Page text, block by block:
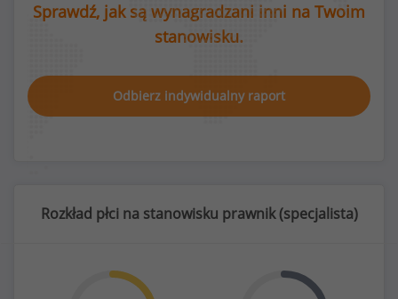
Sprawdź, jak są wynagradzani inni na Twoim
stanowisku.
Odbierz indywidualny raport
Rozkład płci na stanowisku prawnik (specjalista)